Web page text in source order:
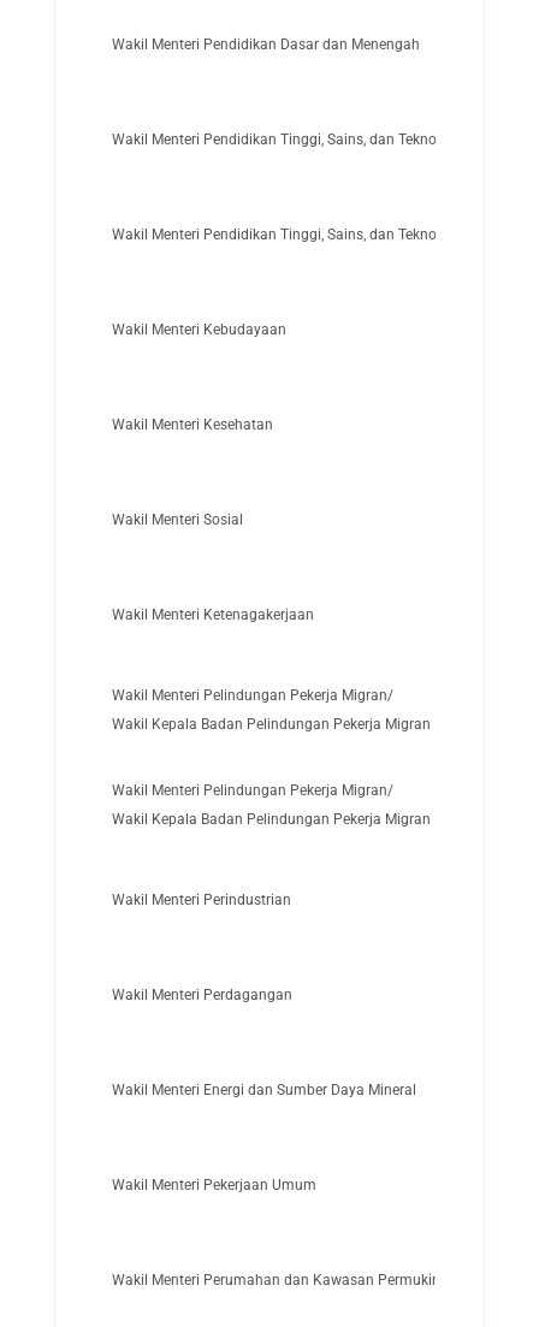
Wakil Menteri Pendidikan Dasar dan Menengah
Wakil Menteri Pendidikan Tinggi, Sains, dan Teknologi
Wakil Menteri Pendidikan Tinggi, Sains, dan Teknologi
Wakil Menteri Kebudayaan
Wakil Menteri Kesehatan
Wakil Menteri Sosial
Wakil Menteri Ketenagakerjaan
Wakil Menteri Pelindungan Pekerja Migran/
Wakil Kepala Badan Pelindungan Pekerja Migran
Wakil Menteri Pelindungan Pekerja Migran/
Wakil Kepala Badan Pelindungan Pekerja Migran
Wakil Menteri Perindustrian
Wakil Menteri Perdagangan
Wakil Menteri Energi dan Sumber Daya Mineral
Wakil Menteri Pekerjaan Umum
Wakil Menteri Perumahan dan Kawasan Permukiman